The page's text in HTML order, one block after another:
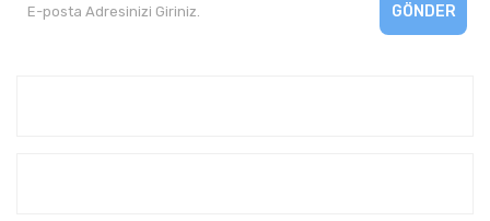
GÖNDER